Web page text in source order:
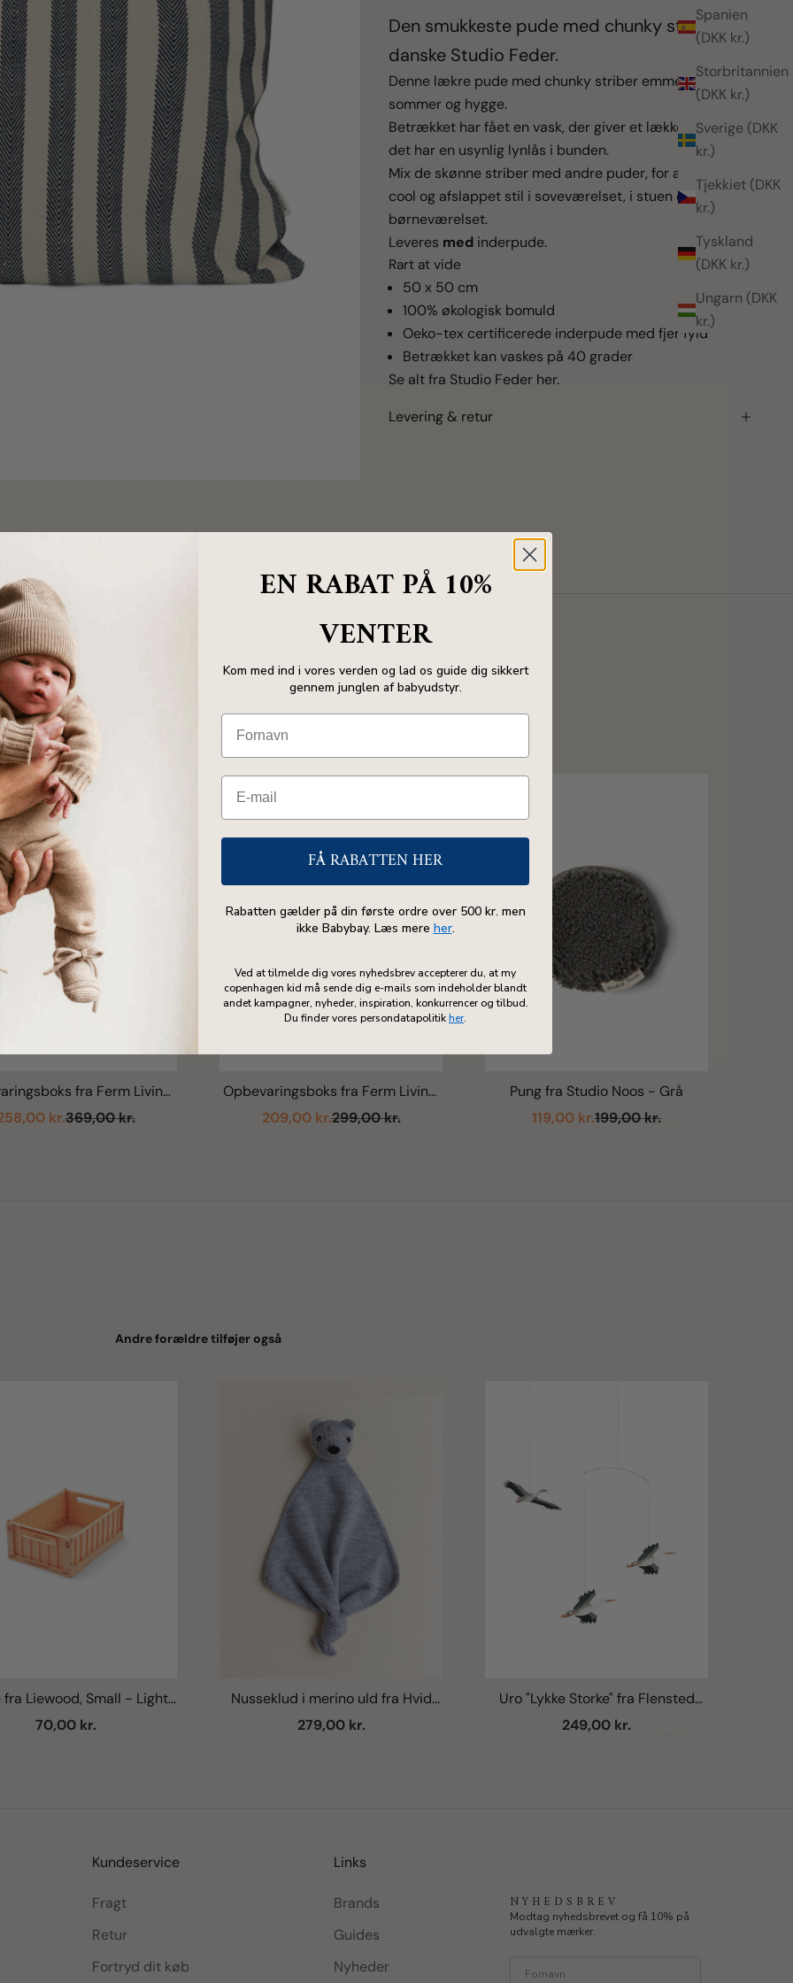
Spanien
(DKK kr.)
Storbritannien
(DKK kr.)
Sverige (DKK
kr.)
Tjekkiet (DKK
kr.)
Tyskland
(DKK kr.)
Ungarn (DKK
kr.)
Den smukkeste pude med chunky striber fra
danske Studio Feder.
Denne lækre pude med chunky striber emmer af
sommer og hygge.
Betrækket har fået en vask, der giver et lækkert look og
det har en usynlig lynlås i bunden.
Mix de skønne striber med andre puder, for at skabe en
cool og afslappet stil i soveværelset, i stuen eller på
børneværelset.
Leveres med inderpude.
Rart at vide
50 x 50 cm
100% økologisk bomuld
Oeko-tex certificerede inderpude med fjer fyld
Betrækket kan vaskes på 40 grader
Se alt fra Studio Feder her.
Levering & retur
Du vil måske også kunne lide
fra Ferm Living,
Large (2 stk) - Beige
kr.Normalpris
369,00 kr.
Opbevaringsboks fra Ferm Living,
Small (2 stk) - Beige
Salgspris
209,00 kr.Normalpris
299,00 kr.
Pung fra Studio Noos - Grå
Salgspris
119,00 kr.Normalpris
199,00 kr.
Andre forældre tilføjer også
fra Liewood, Small - Light
Apricot
Salgspris
70,00 kr.
Nusseklud i merino uld fra Hvid
Knitware - Teddy Tokki, Grey
Salgspris
279,00 kr.
Uro "Lykke Storke" fra Flensted
Mobiler
Salgspris
249,00 kr.
Kundeservice
Fragt
Retur
Fortryd dit køb
Links
Brands
Guides
Nyheder
NYHEDSBREV
Modtag nyhedsbrevet og få 10% på
udvalgte mærker.
EN RABAT PÅ 10%
VENTER
Kom med ind i vores verden og lad os guide dig sikkert
gennem junglen af babyudstyr.
FÅ RABATTEN HER
Rabatten gælder på din første ordre over 500 kr. men
ikke Babybay. Læs mere her.
Ved at tilmelde dig vores nyhedsbrev accepterer du, at my
copenhagen kid må sende dig e-mails som indeholder blandt
andet kampagner, nyheder, inspiration, konkurrencer og tilbud.
Du finder vores persondatapolitikher.